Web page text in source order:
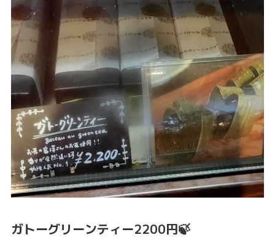
ガトーグリーンティー2200円🍃